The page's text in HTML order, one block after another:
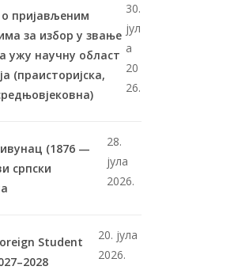
о пријављеним
за избор у звање
ужу научну област
(праисторијска,
30.
јул
а
20
26.
(1876 —
српски
28.
јула
2026.
Student
20. јула
2026.